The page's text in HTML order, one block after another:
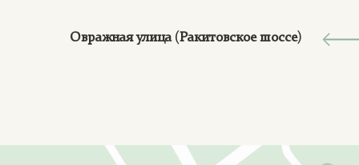
Овражная улица (Ракитовское шоссе)